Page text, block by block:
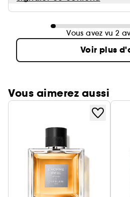
Vous avez vu 2
Voir plus
Vous aimerez aussi